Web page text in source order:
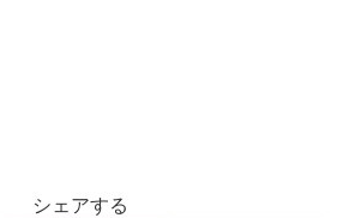
シェアする